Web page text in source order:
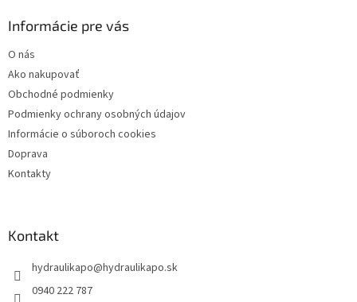
Informácie pre vás
O nás
Ako nakupovať
Obchodné podmienky
Podmienky ochrany osobných údajov
Informácie o súboroch cookies
Doprava
Kontakty
Kontakt
hydraulikapo@hydraulikapo.sk
0940 222 787